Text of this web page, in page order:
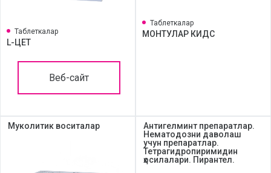
Таблеткалар
L-ЦЕТ
Веб-сайт
Таблеткалар
МОНТУЛАР КИДС
Муколитик воситалар
Aнтигелминт препаратлар.
Нематодозни даволаш
учун препаратлар.
Тетрагидропиримидин
ҳосилалари. Пирантел.